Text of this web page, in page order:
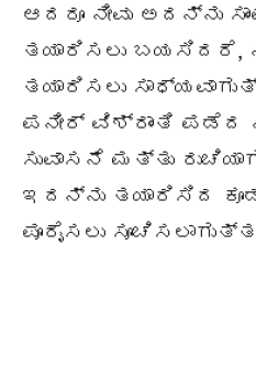
ಆದರೂ ನೀವು ಅದನ್ನು
ತಯಾರಿಸಲು ಬಯಸಿದರೆ,
ತಯಾರಿಸಲು
ಪನೀರ್ ವಿಶ್ರಾಂತಿ ಪಡೆದ
ಸುವಾಸನೆ ಮತ್ತು
ಇದನ್ನು ತಯಾರಿಸಿದ
ಪೂರೈಸಲು